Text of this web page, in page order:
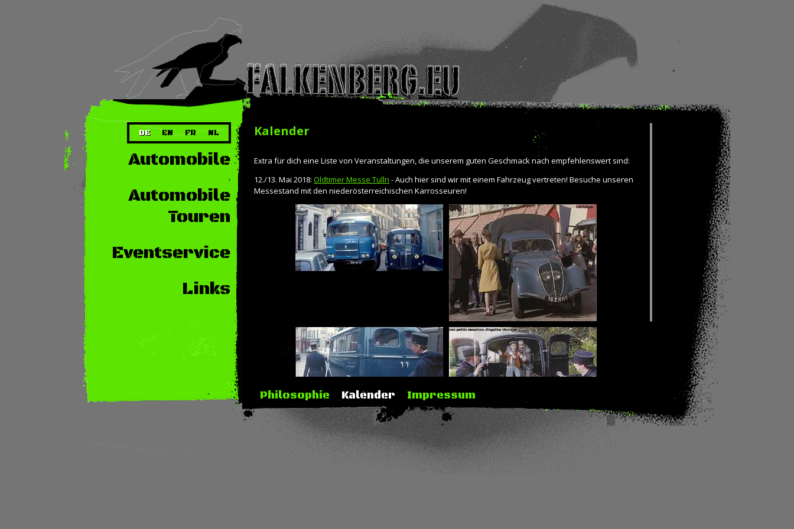
DE EN FR NL
Automobile
Automobile
Touren
Eventservice
Links
Kalender
Extra für dich eine Liste von Veranstaltungen, die unserem guten Geschmack nach empfehlenswert sind:
12./13. Mai 2018: Oldtimer Messe Tulln - Auch hier sind wir mit einem Fahrzeug vertreten! Besuche unseren
Messestand mit den niederösterreichischen Karrosseuren!
Bilder: internet movie data base
Philosophie Kalender Impressum